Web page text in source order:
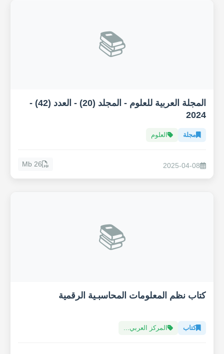
📚
المجلة العربية للعلوم - المجلد (20) - العدد (42) -
2024
مجلة العلوم
2025-04-08
26 Mb
📚
كتاب نظم المعلومات المحاسبـية الرقمية
كتاب المركز العربي...